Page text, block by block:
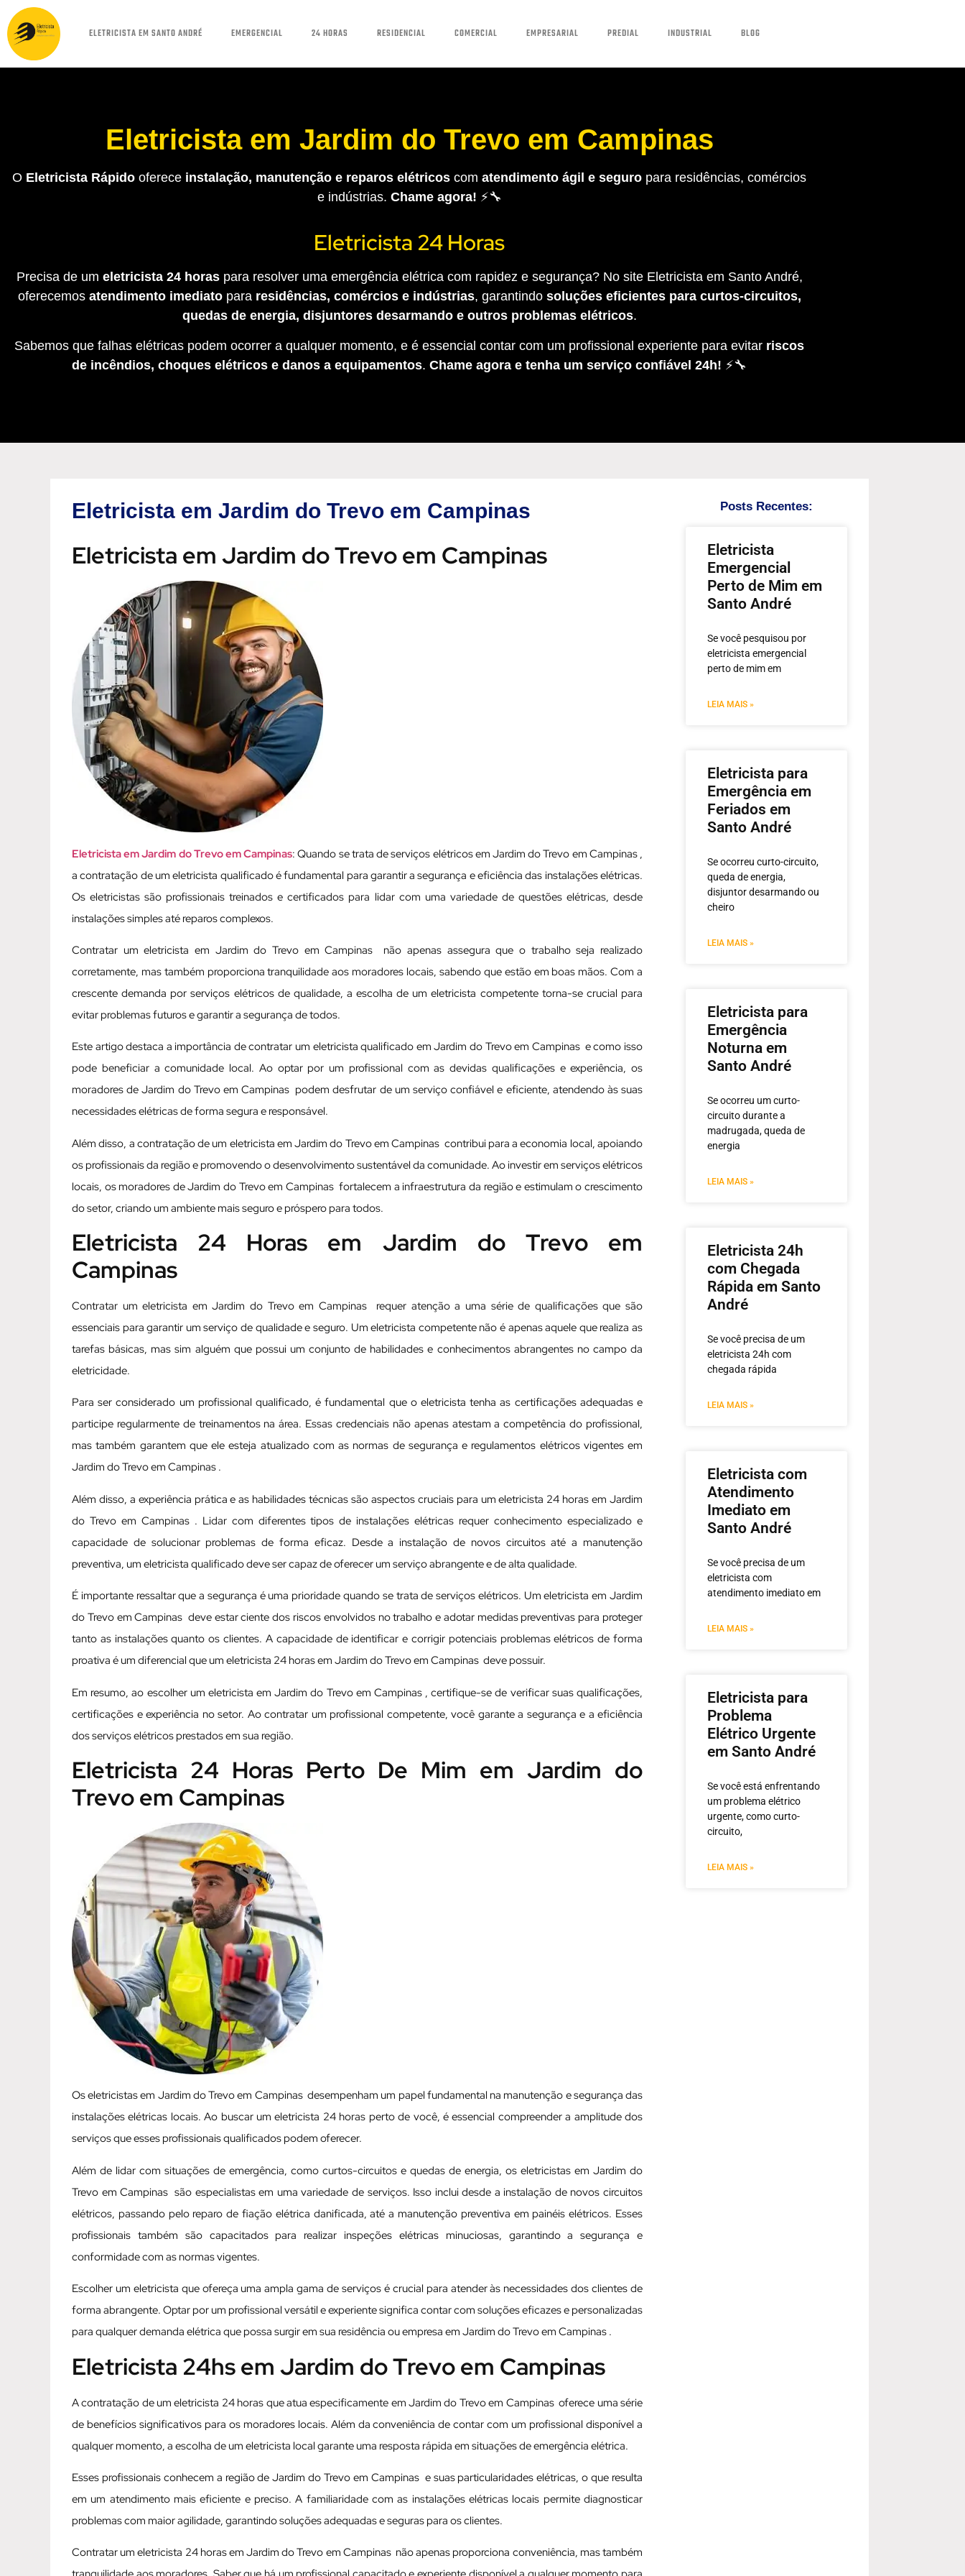
ELETRICISTA EM SANTO ANDRÉ EMERGENCIAL 24 HORAS RESIDENCIAL COMERCIAL EMPRESARIAL PREDIAL INDUSTRIAL BLOG
Eletricista em Jardim do Trevo em Campinas
O Eletricista Rápido oferece instalação, manutenção e reparos elétricos com atendimento ágil e seguro para residências, comércios
e indústrias. Chame agora! ⚡🔧
Eletricista 24 Horas
Precisa de um eletricista 24 horaspara resolver uma emergência elétrica com rapidez e segurança? No site Eletricista em Santo André,
oferecemos atendimento imediatopara residências, comércios e indústrias, garantindo soluções eficientes para curtos-circuitos,
quedas de energia, disjuntores desarmando e outros problemas elétricos.
Sabemos que falhas elétricas podem ocorrer a qualquer momento, e é essencial contar com um profissional experiente para evitar riscos
de incêndios, choques elétricos e danos a equipamentos. Chame agora e tenha um serviço confiável 24h! ⚡🔧
Eletricista em Jardim do Trevo em Campinas
Eletricista em Jardim do Trevo em Campinas
Eletricista em Jardim do Trevo em Campinas: Quando se trata de serviços elétricos em Jardim do Trevo em Campinas ,
a contratação de um eletricista qualificado é fundamental para garantir a segurança e eficiência das instalações elétricas.
Os eletricistas são profissionais treinados e certificados para lidar com uma variedade de questões elétricas, desde
instalações simples até reparos complexos.
Contratar um eletricista em Jardim do Trevo em Campinas não apenas assegura que o trabalho seja realizado
corretamente, mas também proporciona tranquilidade aos moradores locais, sabendo que estão em boas mãos. Com a
crescente demanda por serviços elétricos de qualidade, a escolha de um eletricista competente torna-se crucial para
evitar problemas futuros e garantir a segurança de todos.
Este artigo destaca a importância de contratar um eletricista qualificado em Jardim do Trevo em Campinas e como isso
pode beneficiar a comunidade local. Ao optar por um profissional com as devidas qualificações e experiência, os
moradores de Jardim do Trevo em Campinas podem desfrutar de um serviço confiável e eficiente, atendendo às suas
necessidades elétricas de forma segura e responsável.
Além disso, a contratação de um eletricista em Jardim do Trevo em Campinas contribui para a economia local, apoiando
os profissionais da região e promovendo o desenvolvimento sustentável da comunidade. Ao investir em serviços elétricos
locais, os moradores de Jardim do Trevo em Campinas fortalecem a infraestrutura da região e estimulam o crescimento
do setor, criando um ambiente mais seguro e próspero para todos.
Eletricista 24 Horas em Jardim do Trevo em
Campinas
Contratar um eletricista em Jardim do Trevo em Campinas requer atenção a uma série de qualificações que são
essenciais para garantir um serviço de qualidade e seguro. Um eletricista competente não é apenas aquele que realiza as
tarefas básicas, mas sim alguém que possui um conjunto de habilidades e conhecimentos abrangentes no campo da
eletricidade.
Para ser considerado um profissional qualificado, é fundamental que o eletricista tenha as certificações adequadas e
participe regularmente de treinamentos na área. Essas credenciais não apenas atestam a competência do profissional,
mas também garantem que ele esteja atualizado com as normas de segurança e regulamentos elétricos vigentes em
Jardim do Trevo em Campinas .
Além disso, a experiência prática e as habilidades técnicas são aspectos cruciais para um eletricista 24 horas em Jardim
do Trevo em Campinas . Lidar com diferentes tipos de instalações elétricas requer conhecimento especializado e
capacidade de solucionar problemas de forma eficaz. Desde a instalação de novos circuitos até a manutenção
preventiva, um eletricista qualificado deve ser capaz de oferecer um serviço abrangente e de alta qualidade.
É importante ressaltar que a segurança é uma prioridade quando se trata de serviços elétricos. Um eletricista em Jardim
do Trevo em Campinas deve estar ciente dos riscos envolvidos no trabalho e adotar medidas preventivas para proteger
tanto as instalações quanto os clientes. A capacidade de identificar e corrigir potenciais problemas elétricos de forma
proativa é um diferencial que um eletricista 24 horas em Jardim do Trevo em Campinas deve possuir.
Em resumo, ao escolher um eletricista em Jardim do Trevo em Campinas , certifique-se de verificar suas qualificações,
certificações e experiência no setor. Ao contratar um profissional competente, você garante a segurança e a eficiência
dos serviços elétricos prestados em sua região.
Eletricista 24 Horas Perto De Mim em Jardim do
Trevo em Campinas
Os eletricistas em Jardim do Trevo em Campinas desempenham um papel fundamental na manutenção e segurança das
instalações elétricas locais. Ao buscar um eletricista 24 horas perto de você, é essencial compreender a amplitude dos
serviços que esses profissionais qualificados podem oferecer.
Além de lidar com situações de emergência, como curtos-circuitos e quedas de energia, os eletricistas em Jardim do
Trevo em Campinas são especialistas em uma variedade de serviços. Isso inclui desde a instalação de novos circuitos
elétricos, passando pelo reparo de fiação elétrica danificada, até a manutenção preventiva em painéis elétricos. Esses
profissionais também são capacitados para realizar inspeções elétricas minuciosas, garantindo a segurança e
conformidade com as normas vigentes.
Escolher um eletricista que ofereça uma ampla gama de serviços é crucial para atender às necessidades dos clientes de
forma abrangente. Optar por um profissional versátil e experiente significa contar com soluções eficazes e personalizadas
para qualquer demanda elétrica que possa surgir em sua residência ou empresa em Jardim do Trevo em Campinas .
Eletricista 24hs em Jardim do Trevo em Campinas
A contratação de um eletricista 24 horas que atua especificamente em Jardim do Trevo em Campinas oferece uma série
de benefícios significativos para os moradores locais. Além da conveniência de contar com um profissional disponível a
qualquer momento, a escolha de um eletricista local garante uma resposta rápida em situações de emergência elétrica.
Esses profissionais conhecem a região de Jardim do Trevo em Campinas e suas particularidades elétricas, o que resulta
em um atendimento mais eficiente e preciso. A familiaridade com as instalações elétricas locais permite diagnosticar
problemas com maior agilidade, garantindo soluções adequadas e seguras para os clientes.
Contratar um eletricista 24 horas em Jardim do Trevo em Campinas não apenas proporciona conveniência, mas também
Posts Recentes:
Eletricista
Emergencial
Perto de Mim em
Santo André
Se você pesquisou por
eletricista emergencial
perto de mim em
LEIA MAIS »
Eletricista para
Emergência em
Feriados em
Santo André
Se ocorreu curto-circuito,
queda de energia,
disjuntor desarmando ou
cheiro
LEIA MAIS »
Eletricista para
Emergência
Noturna em
Santo André
Se ocorreu um curto-
circuito durante a
madrugada, queda de
energia
LEIA MAIS »
Eletricista 24h
com Chegada
Rápida em Santo
André
Se você precisa de um
eletricista 24h com
chegada rápida
LEIA MAIS »
Eletricista com
Atendimento
Imediato em
Santo André
Se você precisa de um
eletricista com
atendimento imediato em
LEIA MAIS »
Eletricista para
Problema
Elétrico Urgente
em Santo André
Se você está enfrentando
um problema elétrico
urgente, como curto-
circuito,
LEIA MAIS »